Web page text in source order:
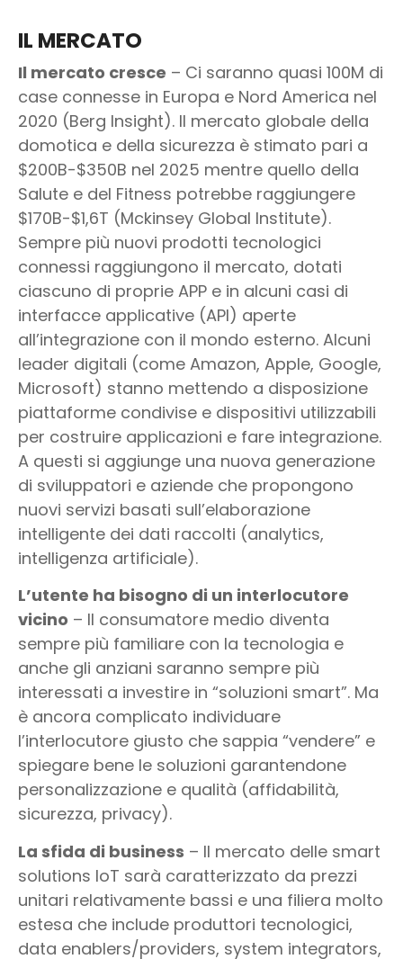
IL MERCATO
Il mercato cresce – Ci saranno quasi 100M di
case connesse in Europa e Nord America nel
2020 (Berg Insight). Il mercato globale della
domotica e della sicurezza è stimato pari a
$200B-$350B nel 2025 mentre quello della
Salute e del Fitness potrebbe raggiungere
$170B-$1,6T (Mckinsey Global Institute).
Sempre più nuovi prodotti tecnologici
connessi raggiungono il mercato, dotati
ciascuno di proprie APP e in alcuni casi di
interfacce applicative (API) aperte
all’integrazione con il mondo esterno. Alcuni
leader digitali (come Amazon, Apple, Google,
Microsoft) stanno mettendo a disposizione
piattaforme condivise e dispositivi utilizzabili
per costruire applicazioni e fare integrazione.
A questi si aggiunge una nuova generazione
di sviluppatori e aziende che propongono
nuovi servizi basati sull’elaborazione
intelligente dei dati raccolti (analytics,
intelligenza artificiale).
L’utente ha bisogno di un interlocutore
vicino – Il consumatore medio diventa
sempre più familiare con la tecnologia e
anche gli anziani saranno sempre più
interessati a investire in “soluzioni smart”. Ma
è ancora complicato individuare
l’interlocutore giusto che sappia “vendere” e
spiegare bene le soluzioni garantendone
personalizzazione e qualità (affidabilità,
sicurezza, privacy).
La sfida di business – Il mercato delle smart
solutions IoT sarà caratterizzato da prezzi
unitari relativamente bassi e una filiera molto
estesa che include produttori tecnologici,
data enablers/providers, system integrators,